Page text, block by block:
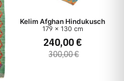
Kelim Afghan Hindukusch
179 x 130 cm
240,00 €
300,00 €